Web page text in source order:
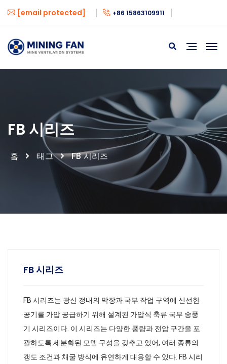
[email protected] +86 15863109911
FB 시리즈
홈 태그 FB 시리즈
FB 시리즈
FB 시리즈는 광산 갱내의 막장과 국부 작업 구역에 신선한
공기를 가압 공급하기 위해 설계된 가압식 축류 국부 송풍
기 시리즈이다. 이 시리즈는 다양한 풍량과 전압 구간을 포
괄하도록 세분화된 모델 구성을 갖추고 있어, 여러 종류의
갱도 조건과 채굴 방식에 유연하게 대응할 수 있다. FB 시리